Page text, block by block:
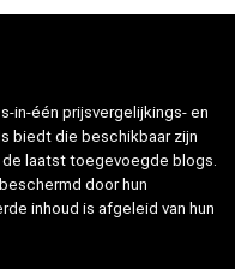
in-één prijsvergelijkings- en
biedt die beschikbaar zijn
laatst toegevoegde blogs.
door hun
inhoud is afgeleid van hun